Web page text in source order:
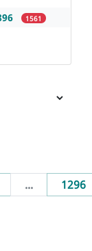
1561
... 1296